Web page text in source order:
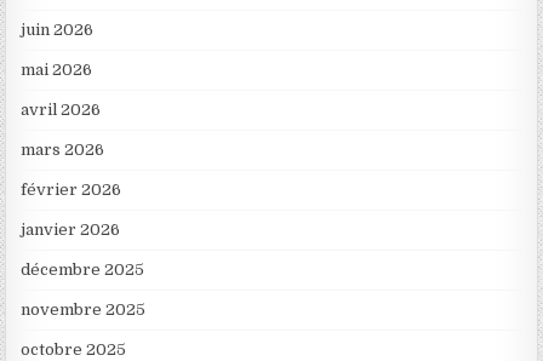
juin 2026
mai 2026
avril 2026
mars 2026
février 2026
janvier 2026
décembre 2025
novembre 2025
octobre 2025